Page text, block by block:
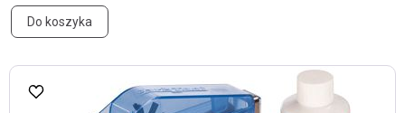
Do koszyka